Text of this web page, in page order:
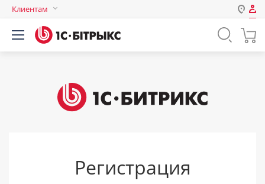
Клиентам
Авторизация
Логин
Запомнить меня на этом
Регистрация